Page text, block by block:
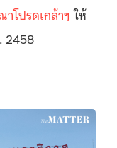
โปรดเกล้าฯ ให้
2458